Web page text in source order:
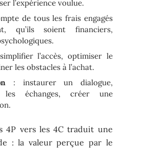
l’expérience voulue.
de tous les frais engagés
qu’ils soient financiers,
l’accès, optimiser le
les obstacles à l’achat.
: instaurer un dialogue,
les échanges, créer une
4P vers les 4C traduit une
: la valeur perçue par le